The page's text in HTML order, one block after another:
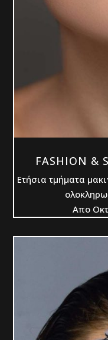
FASΗION &
Ετήσια τμήματα
Aπο